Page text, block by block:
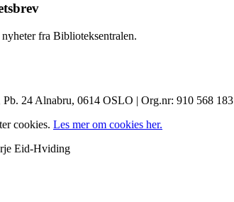
fra Biblioteksentralen.
24 Alnabru, 0614 OSLO | Org.nr: 910 568 183
cookies. Les mer om cookies her.
Eid-Hviding